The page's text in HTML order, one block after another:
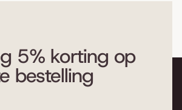
5% korting op
bestelling